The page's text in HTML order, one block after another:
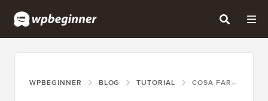
WPBEGINNER BLOG TUTORIAL COSA FARE QUANDO SEI BLOCCATO FUORI DALL'AMMINISTRAZIONE DI WORDPRESS (WP-ADMIN)